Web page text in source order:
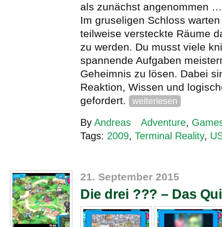
als zunächst angenommen …
Im gruseligen Schloss
teilweise versteckte Räume
zu werden. Du musst viele
spannende Aufgaben
Geheimnis zu lösen. Dabei
Reaktion, Wissen und
gefordert.
weiterlesen
By Andreas Adventure,
Tags: 2009, Terminal Reality,
21. September 2015
Die drei ??? – Das